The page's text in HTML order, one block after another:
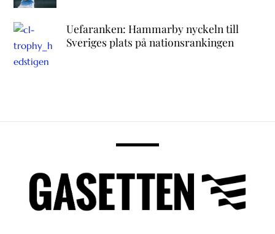
Uefaranken: Hammarby nyckeln till
Sveriges plats på nationsrankingen